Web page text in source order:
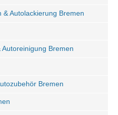
& Autolackierung Bremen
Bremen
Bremen